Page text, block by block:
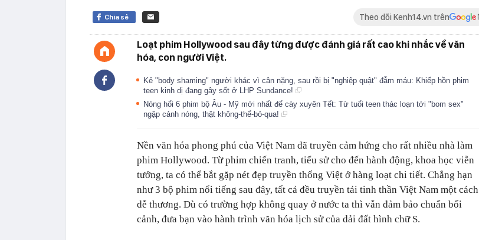
Chia sẻ Theo dõi Kenh14.vn trên
Loạt phim Hollywood sau đây từng được đánh giá rất cao khi nhắc về văn
hóa, con người Việt.
Kẻ "body shaming" người khác vì cân nặng, sau rồi bị "nghiệp quật" đẫm máu: Khiếp hồn phim
teen kinh dị đang gây sốt ở LHP Sundance!
Nóng hổi 6 phim bộ Âu - Mỹ mới nhất để cày xuyên Tết: Từ tuổi teen thác loạn tới "bom sex"
ngập cảnh nóng, thật không-thể-bỏ-qua!
Nền văn hóa phong phú của Việt Nam đã truyền cảm hứng cho rất nhiều nhà làm
phim Hollywood. Từ phim chiến tranh, tiểu sử cho đến hành động, khoa học viễn
tưởng, ta có thể bắt gặp nét đẹp truyền thống Việt ở hàng loạt chi tiết. Chẳng hạn
như 3 bộ phim nổi tiếng sau đây, tất cả đều truyền tải tinh thần Việt Nam một cách
dễ thương. Dù có trường hợp không quay ở nước ta thì vẫn đảm bảo chuẩn bối
cảnh, đưa bạn vào hành trình văn hóa lịch sử của dải đất hình chữ S.